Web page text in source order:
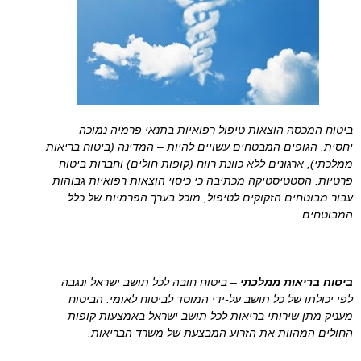
ביטוח המכסה הוצאות טיפול רפואיות בתנאי פרמיה נמוכה
יחסית. הגופים המבטחים עשויים להיות – המדינה (ביטוח בריאות
ממלכתי), ארגונים ללא כוונת רווח (קופות חולים) וחברות ביטוח
פרטיות. הסטטיסטיקה מכתיבה כי כיסוי הוצאות רפואיות גבוהות
עבור מבוטחים הזקוקים לטיפול, מוכל בערך הפרמיות של כלל
המבוטחים.
ביטוח בריאות ממלכתי – ביטוח חובה לכל תושב ישראל ונגבה
לפי יכולתו של כל תושב על-ידי המוסד לביטוח לאומי. הביטוח
מעניק מתן שירותי בריאות לכל תושב ישראל באמצעות קופות
החולים המהוות את הזרוע המבצעת של משרד הבריאות.